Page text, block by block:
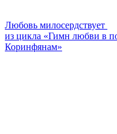
Любовь милосердствует
из цикла «Гимн любви в
Коринфянам»